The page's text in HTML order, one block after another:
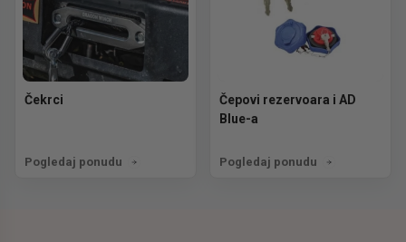
Čekrci
Pogledaj ponudu
Čepovi rezervoara i AD
Blue-a
Pogledaj ponudu